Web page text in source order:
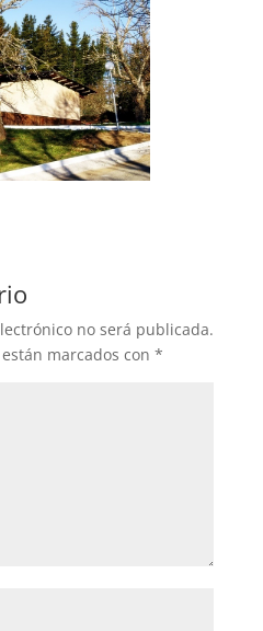
no será publicada.
marcados con *